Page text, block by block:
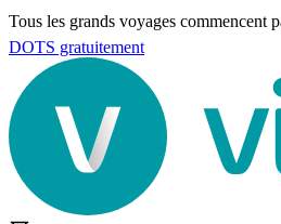
Tous les grands voyages commencent
DOTS gratuitement